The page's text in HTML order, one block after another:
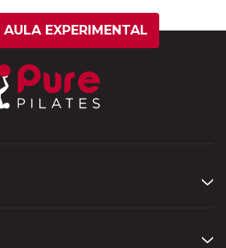
AULA EXPERIMENTAL